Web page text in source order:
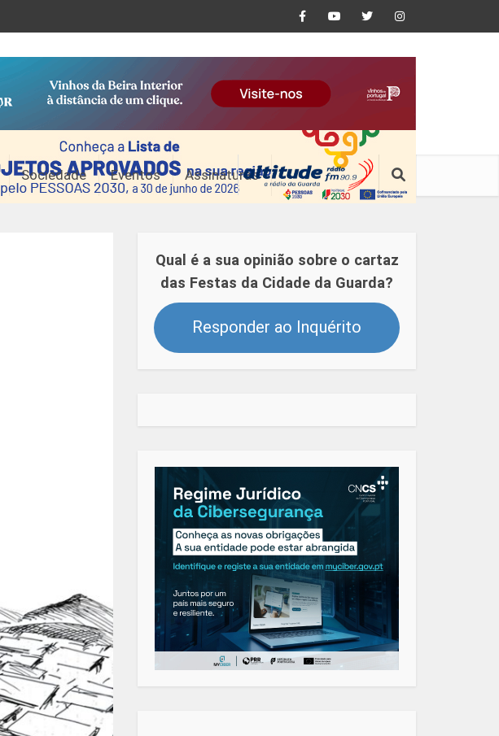
Sociedade Eventos Assinaturas
Qual é a sua opinião sobre o cartaz
das Festas da Cidade da Guarda?
Responder ao Inquérito